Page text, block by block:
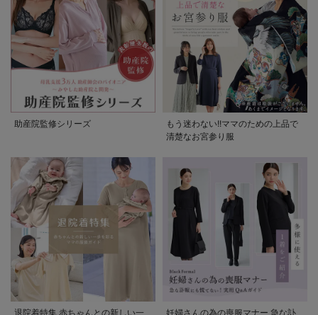
助産院監修シリーズ
もう迷わない!!ママのための上品で
清楚なお宮参り服
退院着特集 赤ちゃんとの新しい一
妊婦さんの為の喪服マナー 急な訃